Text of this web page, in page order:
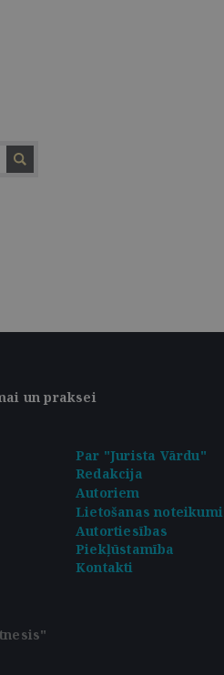
un praksei
Par "Jurista Vārdu"
Redakcija
Autoriem
Lietošanas noteikumi
Autortiesības
Piekļūstamība
Kontakti